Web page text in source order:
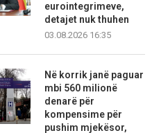
eurointegrimeve,
detajet nuk thuhen
03.08.2026 16:35
Në korrik janë paguar
mbi 560 milionë
denarë për
kompensime për
pushim mjekësor,